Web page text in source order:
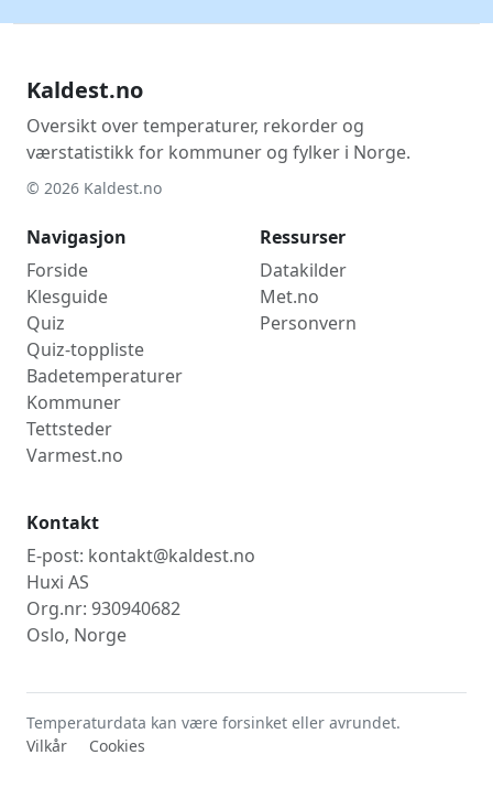
Kaldest.no
Oversikt over temperaturer, rekorder og
værstatistikk for kommuner og fylker i Norge.
© 2026 Kaldest.no
Navigasjon
Forside
Klesguide
Quiz
Quiz-toppliste
Badetemperaturer
Kommuner
Tettsteder
Varmest.no
Ressurser
Datakilder
Met.no
Personvern
Kontakt
E-post: kontakt@kaldest.no
Huxi AS
Org.nr: 930940682
Oslo, Norge
Temperaturdata kan være forsinket eller avrundet.
Vilkår
Cookies